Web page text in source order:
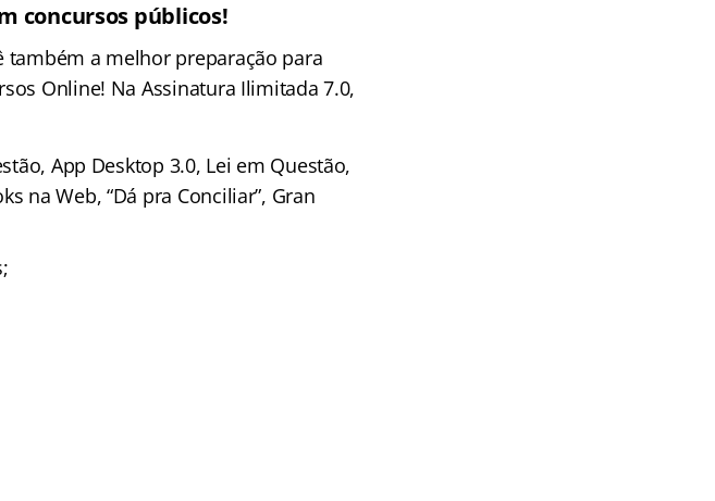
concursos públicos!
também a melhor preparação para
Online! Na Assinatura Ilimitada 7.0,
App Desktop 3.0, Lei em Questão,
na Web, “Dá pra Conciliar”, Gran